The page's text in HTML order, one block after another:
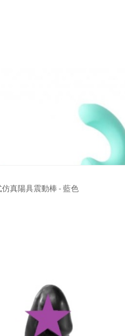
真陽具震動棒 - 藍色